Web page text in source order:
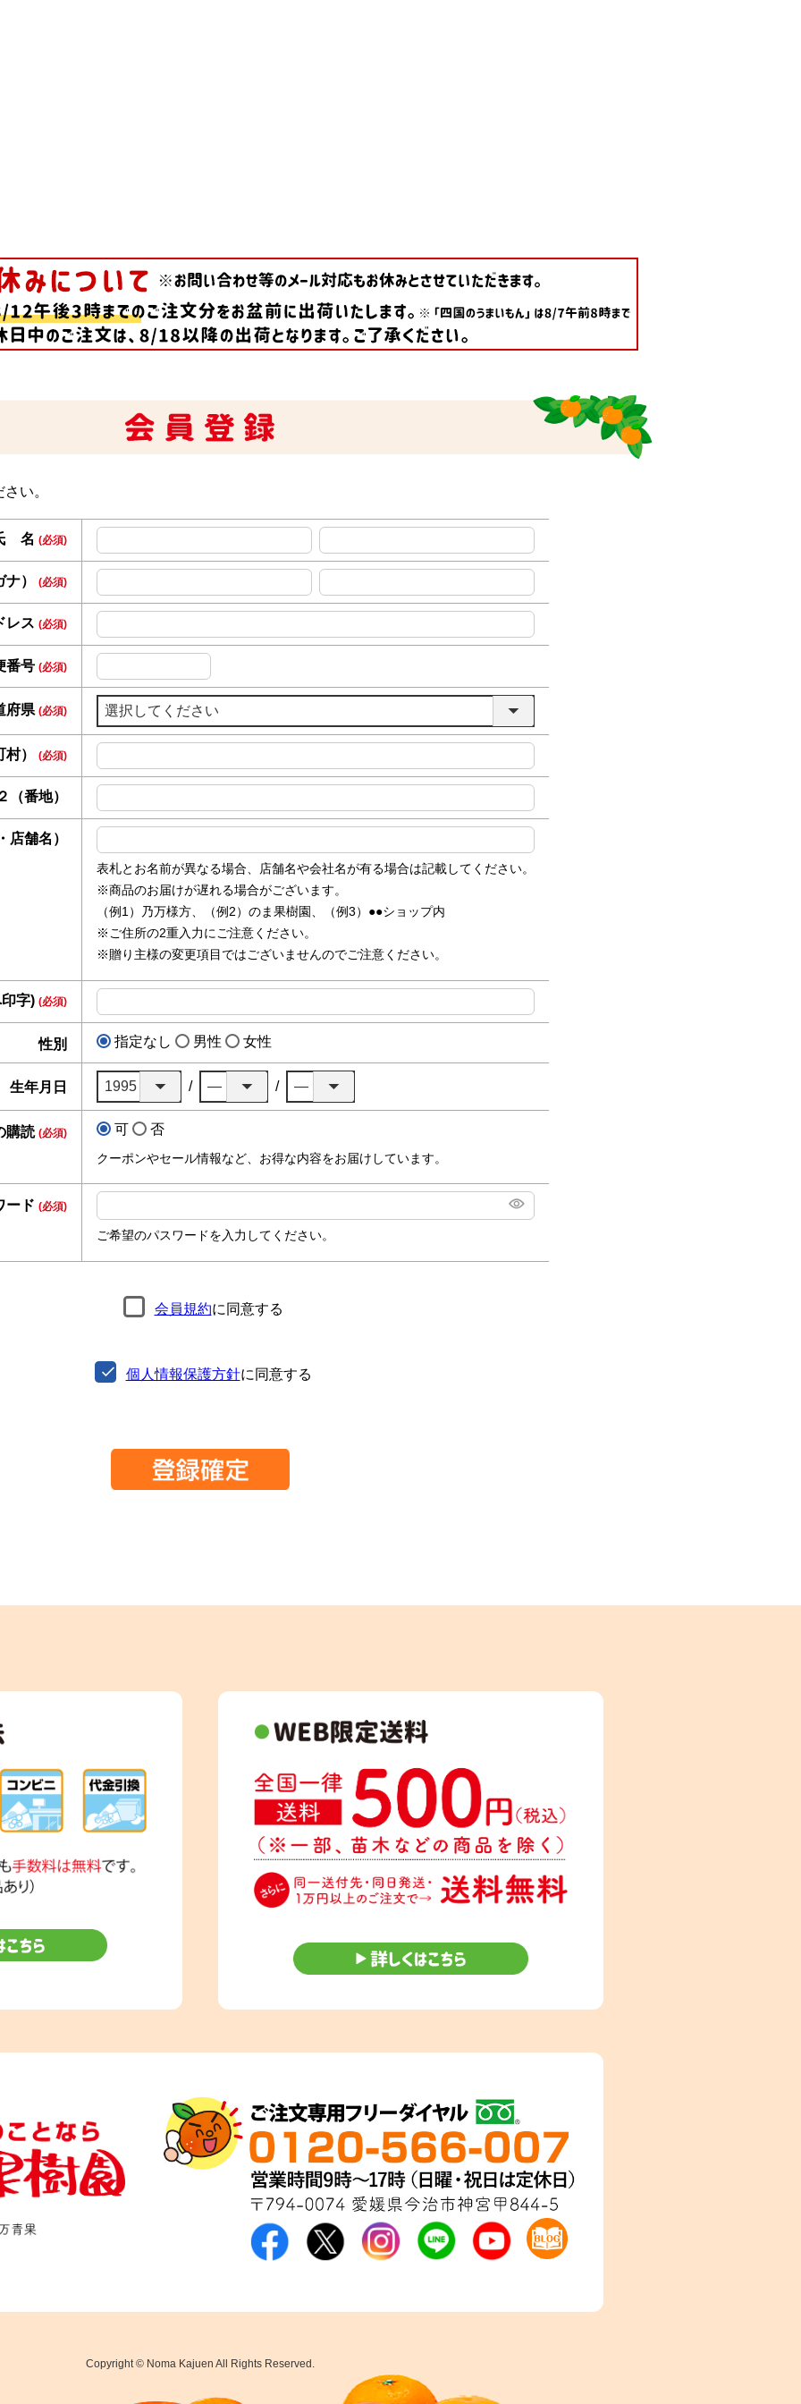
い。
名 (必須)
） (必須)
レス (必須)
番号 (必須)
府県 (必須)
） (必須)
（番地）
店舗名）
表札とお名前が異なる場合、店舗名や会社名が有る場合は記載してください。
※商品のお届けが遅れる場合がございます。
（例1）乃万様方、（例2）のま果樹園、（例3）●●ショップ内
※ご住所の2重入力にご注意ください。
※贈り主様の変更項目ではございませんのでご注意ください。
字) (必須)
性別 指定なし 男性 女性
生年月日
購読 (必須) 可 否
クーポンやセール情報など、お得な内容をお届けしています。
ード (必須)
ご希望のパスワードを入力してください。
会員規約に同意する
個人情報保護方針に同意する
Copyright © Noma Kajuen All Rights Reserved.